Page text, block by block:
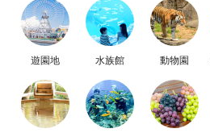
遊園地 水族館 動物園